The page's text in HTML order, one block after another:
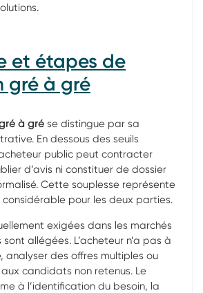
et étapes de
gré à gré
à gré se distingue par sa
En dessous des seuils
public peut contracter
d’avis ni constituer de dossier
Cette souplesse représente
pour les deux parties.
exigées dans les marchés
allégées. L’acheteur n’a pas à
analyser des offres multiples ou
candidats non retenus. Le
à l’identification du besoin, la